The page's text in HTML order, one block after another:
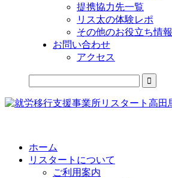
提携協力先一覧
リス太の体験レポ
その他のお役立ち情報
お問い合わせ
アクセス
ホーム
リスタートについて
ご利用案内